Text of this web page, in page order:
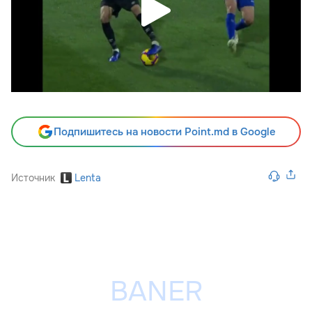
Подпишитесь на новости Point.md в Google
Источник Lenta